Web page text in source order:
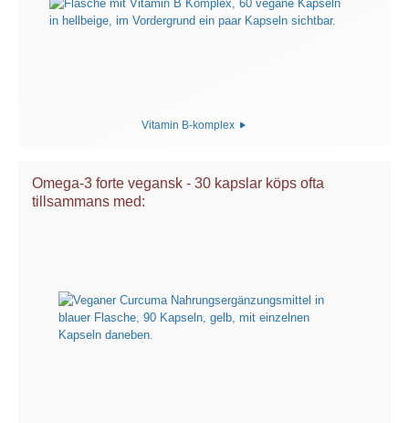
Vitamin B-komplex
Omega-3 forte vegansk - 30 kapslar köps ofta
tillsammans med: